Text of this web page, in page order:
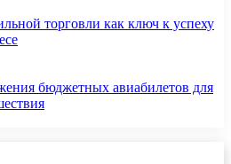
торговли как ключ к успеху
бюджетных авиабилетов для